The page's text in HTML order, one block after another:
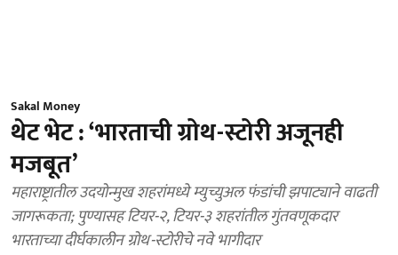
Sakal Money
थेट भेट : ‘भारताची ग्रोथ-स्टोरी अजूनही
मजबूत’
महाराष्ट्रातील उदयोन्मुख शहरांमध्ये म्युच्युअल फंडांची झपाट्याने वाढती
जागरूकता; पुण्यासह टियर-२, टियर-३ शहरांतील गुंतवणूकदार
भारताच्या दीर्घकालीन ग्रोथ-स्टोरीचे नवे भागीदार